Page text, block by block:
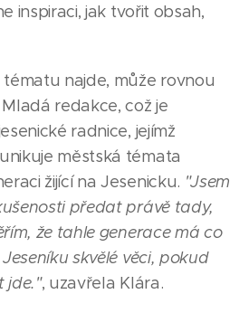
inspiraci, jak tvořit obsah,
najde, může rovnou
redakce, což je
radnice, jejímž
městská témata
žijící na Jesenicku. "Jsem
předat právě tady,
že tahle generace má co
skvělé věci, pokud
jde.", uzavřela Klára.
Sestřička
05.08.2026
ŠUMPERK
|Zlatý
hoch ze